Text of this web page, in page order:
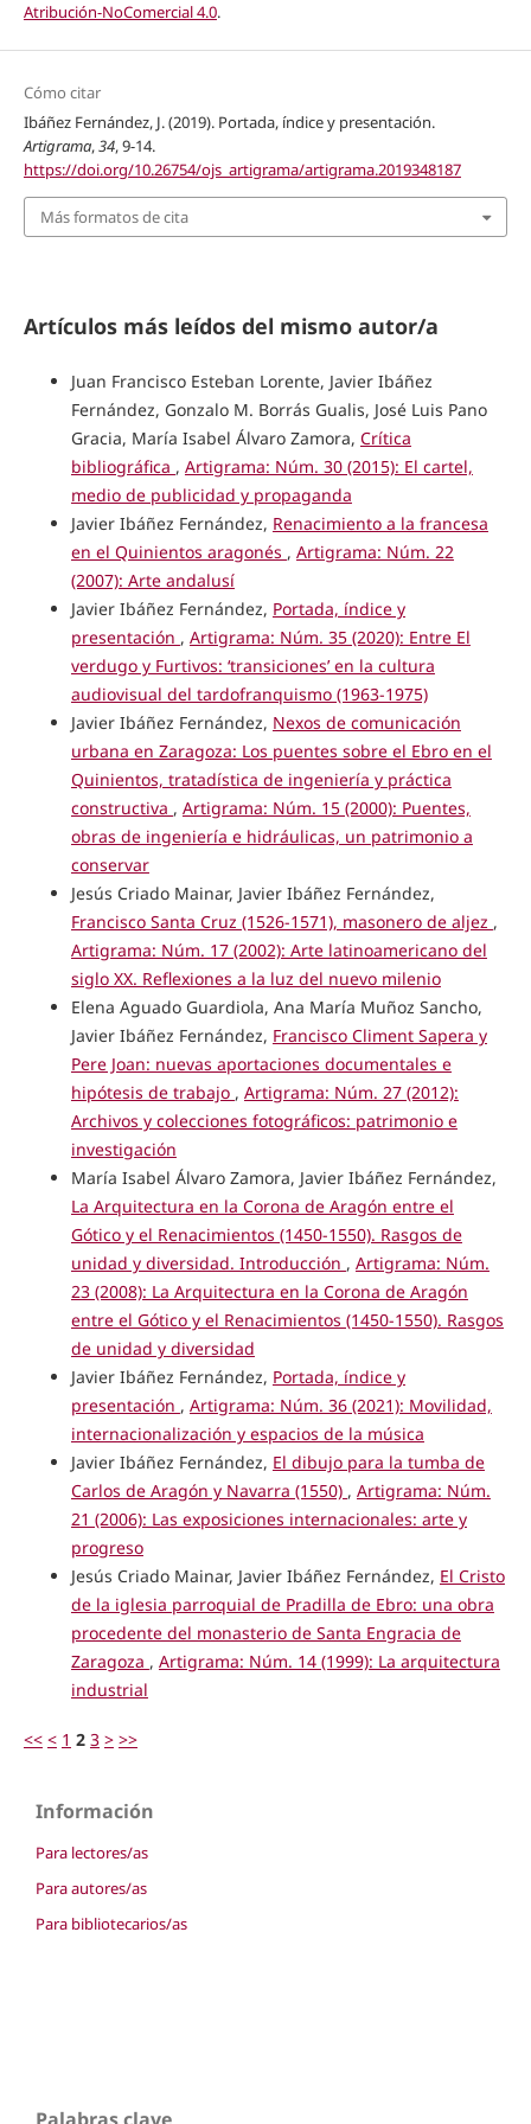
Atribución-NoComercial 4.0.
Cómo citar
Ibáñez Fernández, J. (2019). Portada, índice y presentación.
Artigrama,34, 9-14.
https://doi.org/10.26754/ojs_artigrama/artigrama.2019348187
Más formatos de cita
Artículos más leídos del mismo autor/a
Juan Francisco Esteban Lorente, Javier Ibáñez
Fernández, Gonzalo M. Borrás Gualis, José Luis Pano
Gracia, María Isabel Álvaro Zamora, Crítica
bibliográfica , Artigrama: Núm. 30 (2015): El cartel,
medio de publicidad y propaganda
Javier Ibáñez Fernández, Renacimiento a la francesa
en el Quinientos aragonés , Artigrama: Núm. 22
(2007): Arte andalusí
Javier Ibáñez Fernández, Portada, índice y
presentación , Artigrama: Núm. 35 (2020): Entre El
verdugo y Furtivos: ‘transiciones’ en la cultura
audiovisual del tardofranquismo (1963-1975)
Javier Ibáñez Fernández, Nexos de comunicación
urbana en Zaragoza: Los puentes sobre el Ebro en el
Quinientos, tratadística de ingeniería y práctica
constructiva , Artigrama: Núm. 15 (2000): Puentes,
obras de ingeniería e hidráulicas, un patrimonio a
conservar
Jesús Criado Mainar, Javier Ibáñez Fernández,
Francisco Santa Cruz (1526-1571), masonero de aljez ,
Artigrama: Núm. 17 (2002): Arte latinoamericano del
siglo XX. Reflexiones a la luz del nuevo milenio
Elena Aguado Guardiola, Ana María Muñoz Sancho,
Javier Ibáñez Fernández, Francisco Climent Sapera y
Pere Joan: nuevas aportaciones documentales e
hipótesis de trabajo , Artigrama: Núm. 27 (2012):
Archivos y colecciones fotográficos: patrimonio e
investigación
María Isabel Álvaro Zamora, Javier Ibáñez Fernández,
La Arquitectura en la Corona de Aragón entre el
Gótico y el Renacimientos (1450-1550). Rasgos de
unidad y diversidad. Introducción , Artigrama: Núm.
23 (2008): La Arquitectura en la Corona de Aragón
entre el Gótico y el Renacimientos (1450-1550). Rasgos
de unidad y diversidad
Javier Ibáñez Fernández, Portada, índice y
presentación , Artigrama: Núm. 36 (2021): Movilidad,
internacionalización y espacios de la música
Javier Ibáñez Fernández, El dibujo para la tumba de
Carlos de Aragón y Navarra (1550) , Artigrama: Núm.
21 (2006): Las exposiciones internacionales: arte y
progreso
Jesús Criado Mainar, Javier Ibáñez Fernández, El Cristo
de la iglesia parroquial de Pradilla de Ebro: una obra
procedente del monasterio de Santa Engracia de
Zaragoza , Artigrama: Núm. 14 (1999): La arquitectura
industrial
<< < 1 2 3 > >>
Información
Para lectores/as
Para autores/as
Para bibliotecarios/as